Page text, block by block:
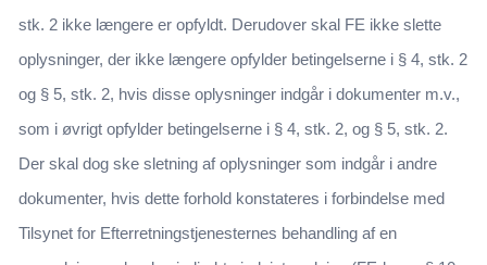
stk. 2 ikke længere er opfyldt. Derudover skal FE ikke slette
oplysninger, der ikke længere opfylder betingelserne i § 4, stk. 2
og § 5, stk. 2, hvis disse oplysninger indgår i dokumenter m.v.,
som i øvrigt opfylder betingelserne i § 4, stk. 2, og § 5, stk. 2.
Der skal dog ske sletning af oplysninger som indgår i andre
dokumenter, hvis dette forhold konstateres i forbindelse med
Tilsynet for Efterretningstjenesternes behandling af en